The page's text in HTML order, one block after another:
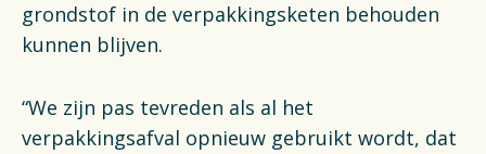
grondstof in de verpakkingsketen behouden
kunnen blijven.
“We zijn pas tevreden als al het
verpakkingsafval opnieuw gebruikt wordt, dat